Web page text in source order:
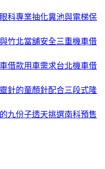
科專業抽化糞池與電梯保
竹北當舖安全三重機車借
借款用車需求台北機車借
針的童顏針配合三段式隆
九份子透天挑選南科預售